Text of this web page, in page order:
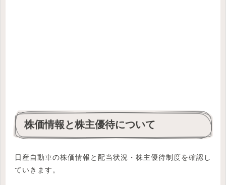
株価情報と株主優待について
日産自動車の株価情報と配当状況・株主優待制度を確認し
ていきます。